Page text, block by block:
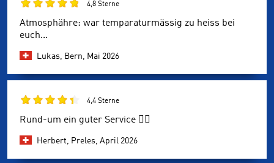
4,8 Sterne
Atmosphähre: war temparaturmässig zu heiss bei
euch...
Lukas, Bern, Mai 2026
4,4 Sterne
Rund-um ein guter Service 👍🏼
Herbert, Preles, April 2026